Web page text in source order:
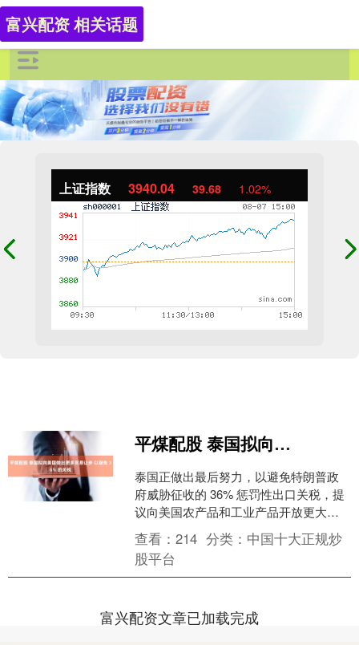
上证指数 3940.04 39.68 1.02%
富兴配资 相关话题
平煤配股 泰国拟向美国做出更多贸易让步 以避免 36% 的关税
泰国正做出最后努力，以避免特朗普政
府威胁征收的 36% 惩罚性出口关税，提
议向美国农产品和工业产品开放更大市
场准入，并增加能源和波音飞机的采购
量。 泰国财政部长....
查看：214 分类： 中国十大正规炒
股平台
富兴配资文章已加载完成